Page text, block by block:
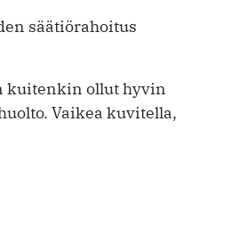
säätiörahoitus
kuitenkin ollut hyvin
Vaikea kuvitella,